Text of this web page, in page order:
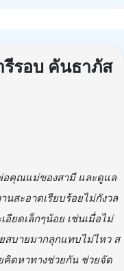
รีรอบ คันธาภัส
อคุณแม่ของสามี และดูแล
นสะอาดเรียบร้อยไม่กังวล
อียดเล็กๆน้อย เช่นเมื่อไม่
บายมากลุกแทบไม่ไหว ส
คิดหาทางช่วยกัน ช่วยจัด